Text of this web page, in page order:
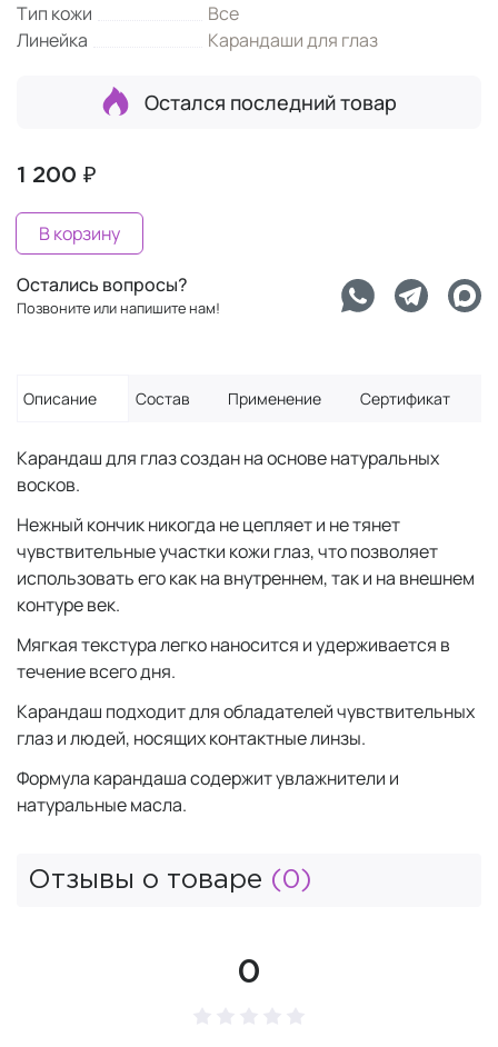
Тип кожи
Все
Линейка
Карандаши для глаз
Остался последний товар
1 200 ₽
В корзину
Остались вопросы?
Позвоните или напишите нам!
Описание Состав Применение Сертификат
Карандаш для глаз создан на основе натуральных
восков.
Нежный кончик никогда не цепляет и не тянет
чувствительные участки кожи глаз, что позволяет
использовать его как на внутреннем, так и на внешнем
контуре век.
Мягкая текстура легко наносится и удерживается в
течение всего дня.
Карандаш подходит для обладателей чувствительных
глаз и людей, носящих контактные линзы.
Формула карандаша содержит увлажнители и
натуральные масла.
Отзывы о товаре (0)
0